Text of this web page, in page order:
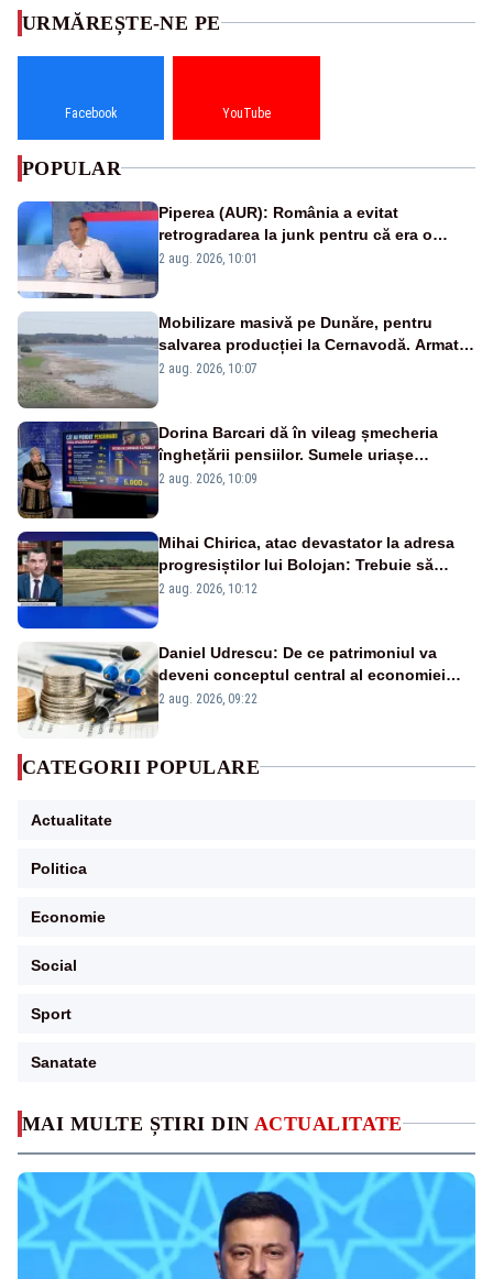
MAI MULTE ȘTIRI DIN ACTUALITATE
URMĂREȘTE-NE PE
Facebook YouTube
POPULAR
Piperea (AUR): România a evitat
retrogradarea la junk pentru că era o
catastrofă pentru bănci și fondurile de
2 aug. 2026, 10:01
Mobilizare masivă pe Dunăre, pentru
salvarea producției la Cernavodă. Armata
va detona o stâncă și va devia apa
2 aug. 2026, 10:07
Dorina Barcari dă în vileag șmecheria
înghețării pensiilor. Sumele uriașe
pierdute de fiecare român
2 aug. 2026, 10:09
Mihai Chirica, atac devastator la adresa
progresiștilor lui Bolojan: Trebuie să
protejăm și natura, dar nu șținem omaneii
2 aug. 2026, 10:12
Daniel Udrescu: De ce patrimoniul va
deveni conceptul central al economiei
viitoare?
2 aug. 2026, 09:22
CATEGORII POPULARE
Actualitate
Politica
Economie
Social
Sport
Sanatate